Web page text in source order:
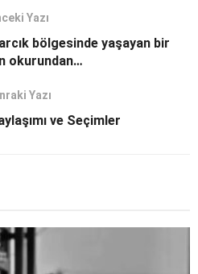
Yazı
bölgesinde yaşayan bir
okurundan…
Yazı
ve Seçimler